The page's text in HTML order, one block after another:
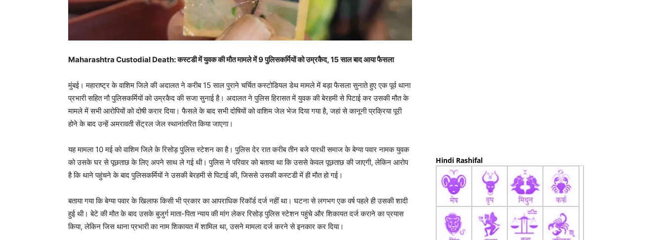
Maharashtra Custodial Death: कस्टडी में युवक की मौत मामले में 9 पुलिसकर्मियों को उम्रकैद, 15 साल बाद आया फैसला
मुंबई। महाराष्ट्र के वाशिम जिले की अदालत ने करीब 15 साल पुराने चर्चित कस्टोडियल डेथ मामले में बड़ा फैसला सुनाते हुए एक पूर्व थाना
प्रभारी सहित नौ पुलिसकर्मियों को उम्रकैद की सजा सुनाई है। अदालत ने पुलिस हिरासत में युवक की बेरहमी से पिटाई कर उसकी मौत के
मामले में सभी आरोपियों को दोषी करार दिया। फैसले के बाद सभी दोषियों को वाशिम जेल भेज दिया गया है, जहां से कानूनी प्रक्रिया पूरी
होने के बाद उन्हें अमरावती सेंट्रल जेल स्थानांतरित किया जाएगा।
यह मामला 10 मई को वाशिम जिले के रिसोड़ पुलिस स्टेशन का है। पुलिस देर रात करीब तीन बजे पारधी समाज के बेग्या पवार नामक युवक
को उसके घर से पूछताछ के लिए अपने साथ ले गई थी। पुलिस ने परिवार को बताया था कि उससे केवल पूछताछ की जाएगी, लेकिन आरोप
है कि थाने पहुंचने के बाद पुलिसकर्मियों ने उसकी बेरहमी से पिटाई की, जिससे उसकी कस्टडी में ही मौत हो गई।
बताया गया कि बेग्या पवार के खिलाफ किसी भी प्रकार का आपराधिक रिकॉर्ड दर्ज नहीं था। घटना से लगभग एक वर्ष पहले ही उसकी शादी
हुई थी। बेटे की मौत के बाद उसके बुजुर्ग माता-पिता न्याय की मांग लेकर रिसोड़ पुलिस स्टेशन पहुंचे और शिकायत दर्ज कराने का प्रयास
किया, लेकिन जिस थाना प्रभारी का नाम शिकायत में शामिल था, उसने मामला दर्ज करने से इनकार कर दिया।
Hindi Rashifal